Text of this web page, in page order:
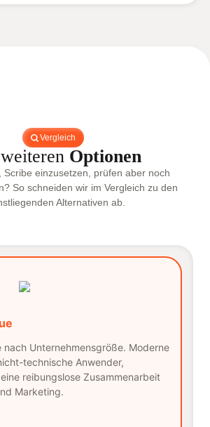
Vergleich
Optionen
Scribe einzusetzen, prüfen aber noch
So schneiden wir im Vergleich zu den
Alternativen ab.
nach Unternehmensgröße. Moderne
technische Anwender,
reibungslose Zusammenarbeit
Marketing.